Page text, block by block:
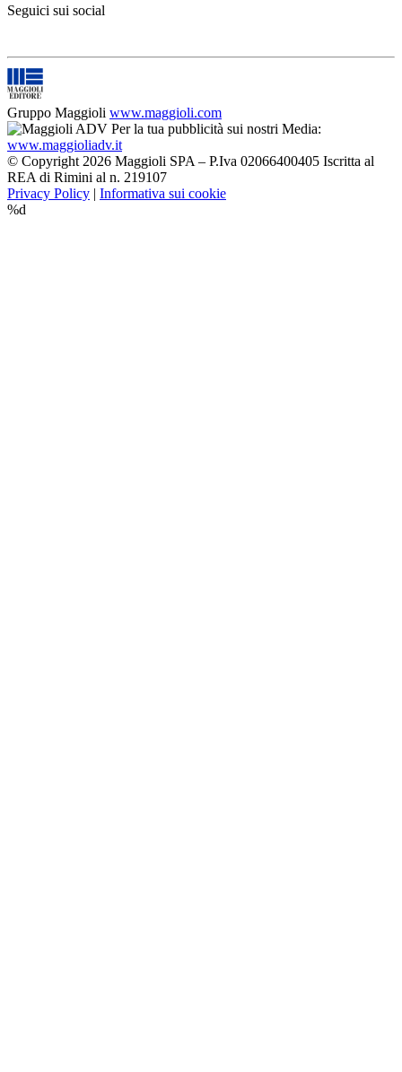
Seguici sui social
Gruppo Maggioli www.maggioli.com
Per la tua pubblicità sui nostri Media:
www.maggioliadv.it
© Copyright 2026 Maggioli SPA – P.Iva 02066400405 Iscritta al
REA di Rimini al n. 219107
Privacy Policy | Informativa sui cookie
%d